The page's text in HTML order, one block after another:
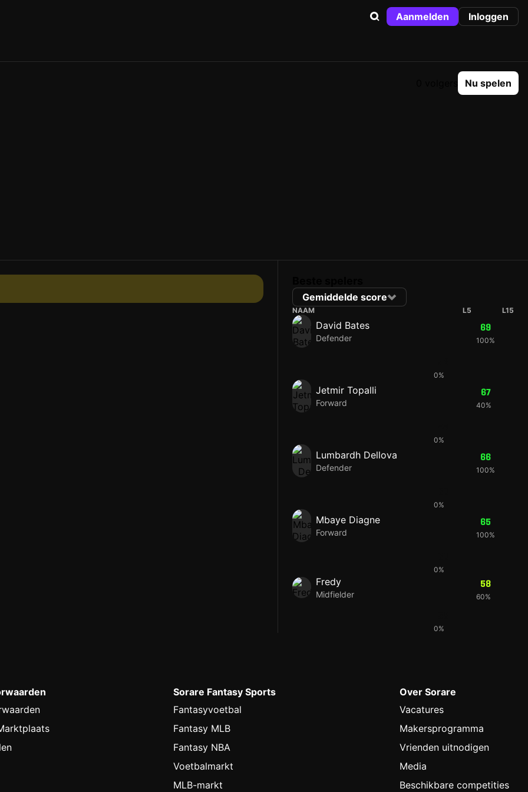
Aanmelden Inloggen
Nu spelen
Gemiddelde score
NAAM L5 L15
David Bates
Defender
69
100%
0%
Jetmir Topalli
Forward
67
40%
0%
Lumbardh Dellova
Defender
66
100%
0%
Mbaye Diagne
Forward
65
100%
0%
Fredy
Midfielder
58
60%
0%
Sorare Fantasy Sports
Fantasyvoetbal
Fantasy MLB
Fantasy NBA
Voetbalmarkt
MLB-markt
Over Sorare
Vacatures
Makersprogramma
Vrienden uitnodigen
Media
Beschikbare competities